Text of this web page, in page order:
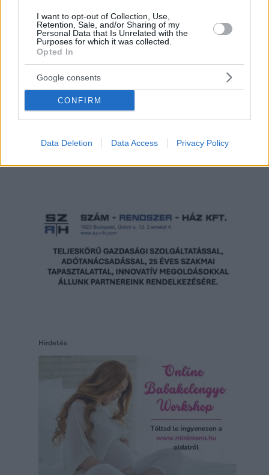
I want to opt-out of Collection, Use,
Retention, Sale, and/or Sharing of my
Personal Data that Is Unrelated with the
Purposes for which it was collected.
Opted In
Google consents
CONFIRM
Data Deletion Data Access Privacy Policy
Hirdetés
Hirdetés